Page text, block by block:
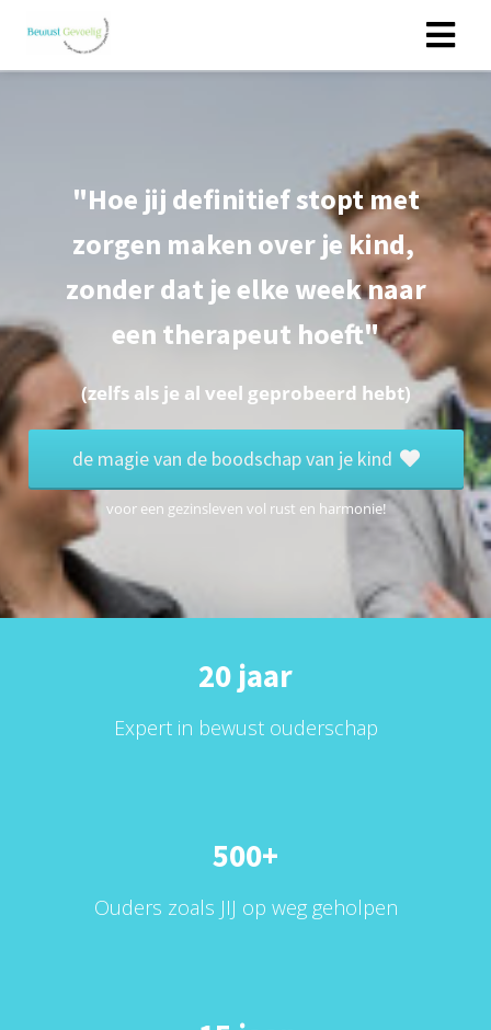
"Hoe jij definitief stopt met
zorgen maken over je kind,
zonder dat je elke week naar
een therapeut hoeft"
(zelfs als je al veel geprobeerd hebt)
de magie van de boodschap van je kind
voor een gezinsleven vol rust en harmonie!
20 jaar
Expert in bewust ouderschap
500+
Ouders zoals JIJ op weg geholpen